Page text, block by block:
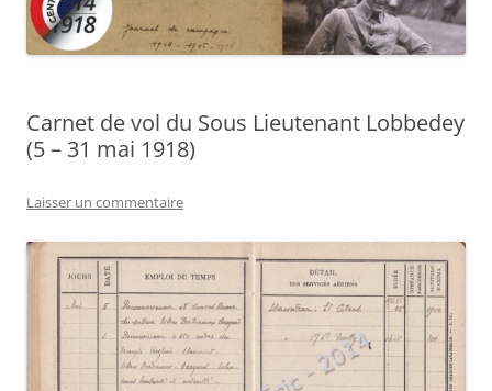
Carnet de vol du Sous Lieutenant Lobbedey
(5 – 31 mai 1918)
Laisser un commentaire